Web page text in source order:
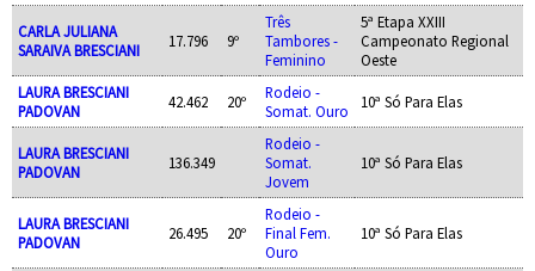
CARLA JULIANA
SARAIVA BRESCIANI
17.796 9º
Três
Tambores -
Feminino
5ª Etapa XXIII
Campeonato Regional
Oeste
LAURA BRESCIANI
PADOVAN
42.462 20º
Rodeio -
Somat. Ouro
10ª Só Para Elas
LAURA BRESCIANI
PADOVAN
136.349
Rodeio -
Somat.
Jovem
10ª Só Para Elas
LAURA BRESCIANI
PADOVAN
26.495 20º
Rodeio -
Final Fem.
Ouro
10ª Só Para Elas